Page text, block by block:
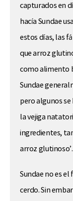
capturados en
hacía Sundae
estos días, las
que arroz
como alimento
Sundae
pero algunos
la vejiga
ingredientes,
arroz glutinoso’.
Sundae no es
cerdo. Sin